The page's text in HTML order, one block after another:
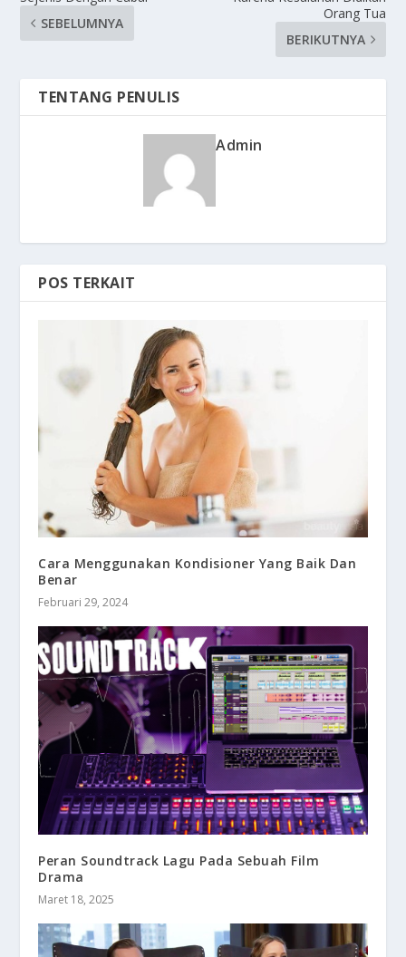
SEBELUMNYA
Orang Tua
BERIKUTNYA
TENTANG PENULIS
Admin
POS TERKAIT
Cara Menggunakan Kondisioner Yang Baik Dan
Benar
Februari 29, 2024
Peran Soundtrack Lagu Pada Sebuah Film
Drama
Maret 18, 2025